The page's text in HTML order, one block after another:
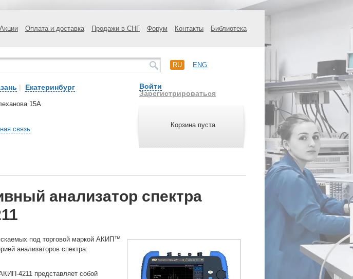
Акции Оплата и доставка Продажи в СНГ Форум Контакты Библиотека
RU ENG
| Екатеринбург
15А
связь
Войти
Зарегистрироваться
Корзина пуста
анализатор спектра
под торговой маркой АКИП™
анализаторов спектра:
4211 представляет собой